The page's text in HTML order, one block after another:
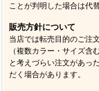
ことが判明した場合は代
販売方針について
当店では転売目的のご注
（複数カラー・サイズ含
と考えづらい注文があっ
だく場合があります。